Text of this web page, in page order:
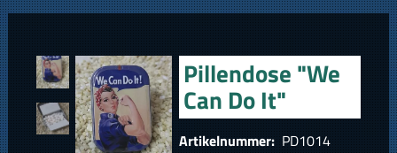
Pillendose "We
Can Do It"
Artikelnummer: PD1014